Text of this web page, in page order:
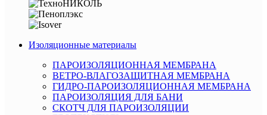
Изоляционные материалы
ПАРОИЗОЛЯЦИОННАЯ МЕМБРАНА
ВЕТРО-ВЛАГОЗАЩИТНАЯ МЕМБРАНА
ГИДРО-ПАРОИЗОЛЯЦИОННАЯ МЕМБРАНА
ПАРОИЗОЛЯЦИЯ ДЛЯ БАНИ
СКОТЧ ДЛЯ ПАРОИЗОЛЯЦИИ